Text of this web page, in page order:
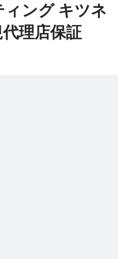
ング キツネ
理店保証